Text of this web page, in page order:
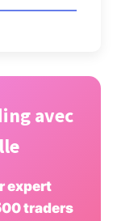
avec
expert
traders